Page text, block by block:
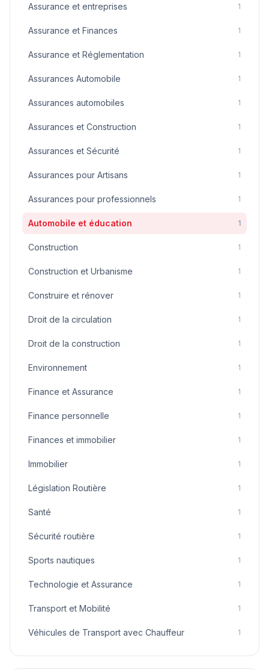
Assurance et entreprises 1
Assurance et Finances 1
Assurance et Réglementation 1
Assurances Automobile 1
Assurances automobiles 1
Assurances et Construction 1
Assurances et Sécurité 1
Assurances pour Artisans 1
Assurances pour professionnels 1
Automobile et éducation 1
Construction 1
Construction et Urbanisme 1
Construire et rénover 1
Droit de la circulation 1
Droit de la construction 1
Environnement 1
Finance et Assurance 1
Finance personnelle 1
Finances et immobilier 1
Immobilier 1
Législation Routière 1
Santé 1
Sécurité routière 1
Sports nautiques 1
Technologie et Assurance 1
Transport et Mobilité 1
Véhicules de Transport avec Chauffeur 1